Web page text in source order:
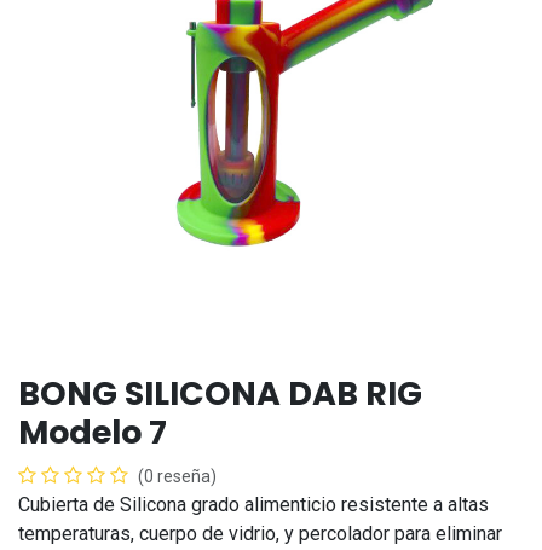
BONG SILICONA DAB RIG
Modelo 7
(0 reseña)
Cubierta de Silicona grado alimenticio resistente a altas
temperaturas, cuerpo de vidrio, y percolador para eliminar